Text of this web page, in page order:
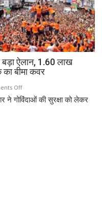
स्कूली
बच्चों
की
स्थानीय
लोगों
ने
बचाई
जान;
CCTV
बड़ा ऐलान, 1.60 लाख
बीमा कवर
Offon
दही
ने गोविंदाओं की सुरक्षा को लेकर